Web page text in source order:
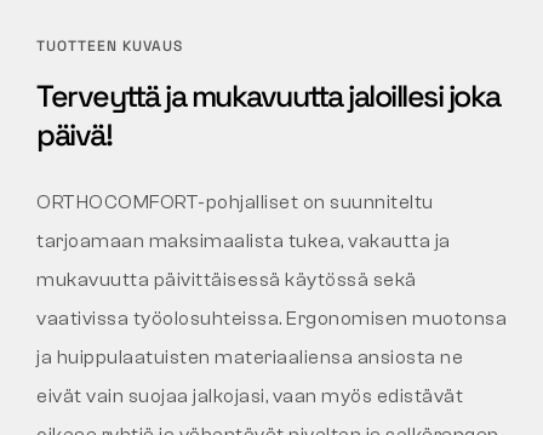
TUOTTEEN KUVAUS
Terveyttä ja mukavuutta jaloillesi joka
päivä!
ORTHOCOMFORT-pohjalliset on suunniteltu
tarjoamaan maksimaalista tukea, vakautta ja
mukavuutta päivittäisessä käytössä sekä
vaativissa työolosuhteissa. Ergonomisen muotonsa
ja huippulaatuisten materiaaliensa ansiosta ne
eivät vain suojaa jalkojasi, vaan myös edistävät